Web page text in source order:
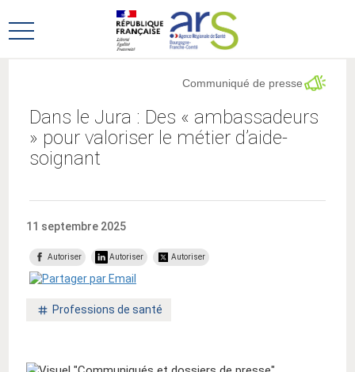
au
menu
au
contenu
Ouvrir
Dans le Jura : Des « ambassadeurs
» pour valoriser le métier d’aide-
soignant
Communiqué de presse
11 septembre 2025
Autoriser Autoriser Autoriser
Mot
Professions de santé